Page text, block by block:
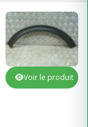
Voir le produit